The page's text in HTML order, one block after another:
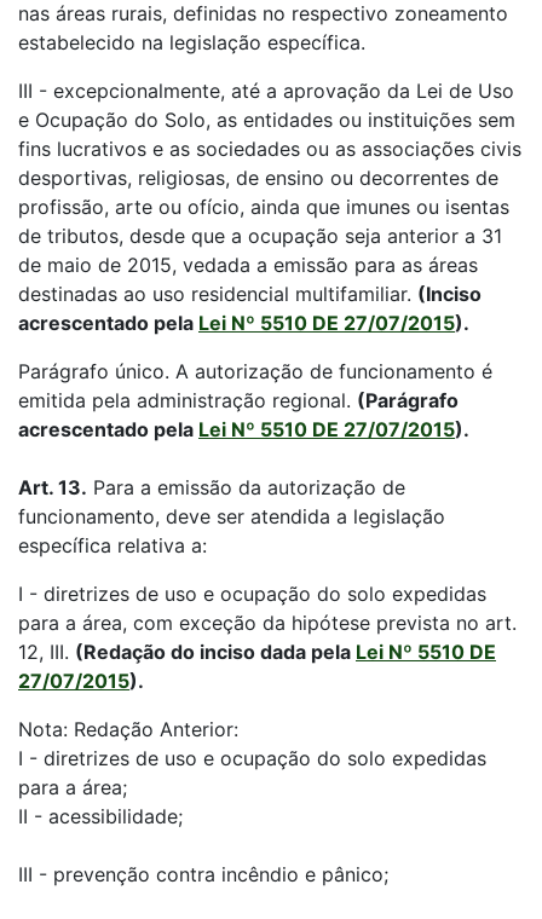
nas áreas rurais, definidas no respectivo zoneamento
estabelecido na legislação específica.
III - excepcionalmente, até a aprovação da Lei de Uso
e Ocupação do Solo, as entidades ou instituições sem
fins lucrativos e as sociedades ou as associações civis
desportivas, religiosas, de ensino ou decorrentes de
profissão, arte ou ofício, ainda que imunes ou isentas
de tributos, desde que a ocupação seja anterior a 31
de maio de 2015, vedada a emissão para as áreas
destinadas ao uso residencial multifamiliar. (Inciso
acrescentado pela Lei Nº 5510 DE 27/07/2015).
Parágrafo único. A autorização de funcionamento é
emitida pela administração regional. (Parágrafo
acrescentado pela Lei Nº 5510 DE 27/07/2015).
Art. 13. Para a emissão da autorização de
funcionamento, deve ser atendida a legislação
específica relativa a:
I - diretrizes de uso e ocupação do solo expedidas
para a área, com exceção da hipótese prevista no art.
12, III. (Redação do inciso dada pela Lei Nº 5510 DE
27/07/2015).
Nota: Redação Anterior:
I - diretrizes de uso e ocupação do solo expedidas
para a área;
II - acessibilidade;
III - prevenção contra incêndio e pânico;